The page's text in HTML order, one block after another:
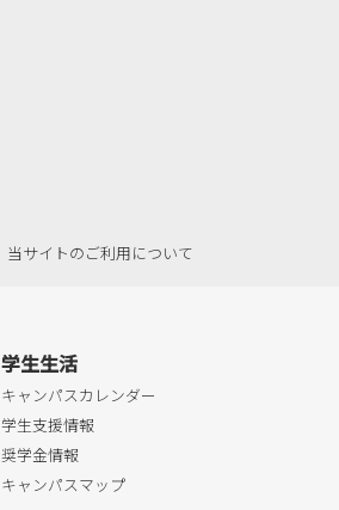
当サイトのご利用について
学生生活
キャンパスカレンダー
学生支援情報
奨学金情報
キャンパスマップ